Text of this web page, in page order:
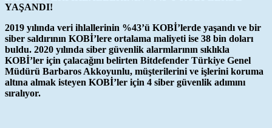
YAŞANDI!
2019 yılında veri ihlallerinin %43’ü KOBİ’lerde yaşandı ve bir
siber saldırının KOBİ’lere ortalama maliyeti ise 38 bin doları
buldu. 2020 yılında siber güvenlik alarmlarının sıklıkla
KOBİ’ler için çalacağını belirten Bitdefender Türkiye Genel
Müdürü Barbaros Akkoyunlu, müşterilerini ve işlerini koruma
altına almak isteyen KOBİ’ler için 4 siber güvenlik adımını
sıralıyor.